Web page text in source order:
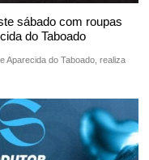
sábado com roupas
do Taboado
Aparecida do Taboado, realiza